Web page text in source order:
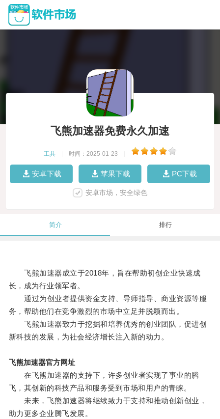
飞熊加速器免费永久加速
工具 时间：2025-01-23
安卓下载 苹果下载 PC下载
安卓市场，安全绿色
简介 排行
飞熊加速器成立于2018年，旨在帮助初创企业快速成
长，成为行业领军者。
通过为创业者提供资金支持、导师指导、商业资源等服
务，帮助他们在竞争激烈的市场中立足并脱颖而出。
飞熊加速器致力于挖掘和培养优秀的创业团队，促进创
新科技的发展，为社会经济增长注入新的动力。
飞熊加速器官方网址
在飞熊加速器的支持下，许多创业者实现了事业的腾
飞，其创新的科技产品和服务受到市场和用户的青睐。
未来，飞熊加速器将继续致力于支持和推动创新创业，
助力更多企业腾飞发展。